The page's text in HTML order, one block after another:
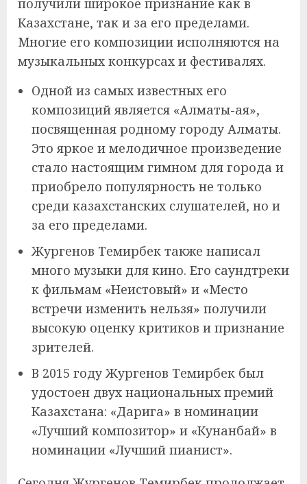
получили широкое признание как в
Казахстане, так и за его пределами.
Многие его композиции исполняются на
музыкальных конкурсах и фестивалях.
Одной из самых известных его
композиций является «Алматы-ая»,
посвященная родному городу Алматы.
Это яркое и мелодичное произведение
стало настоящим гимном для города и
приобрело популярность не только
среди казахстанских слушателей, но и
за его пределами.
Жургенов Темирбек также написал
много музыки для кино. Его саундтреки
к фильмам «Неистовый» и «Место
встречи изменить нельзя» получили
высокую оценку критиков и признание
зрителей.
В 2015 году Жургенов Темирбек был
удостоен двух национальных премий
Казахстана: «Дарига» в номинации
«Лучший композитор» и «Кунанбай» в
номинации «Лучший пианист».